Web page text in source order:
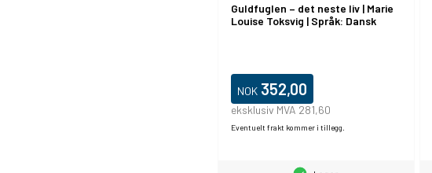
Guldfuglen – det neste liv | Marie
Louise Toksvig | Språk: Dansk
NOK 352,00
eksklusiv MVA 281,60
Eventuelt frakt kommer i tillegg.